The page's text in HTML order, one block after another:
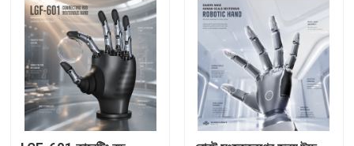
বাড়ি
পণ্য
ভিডিও